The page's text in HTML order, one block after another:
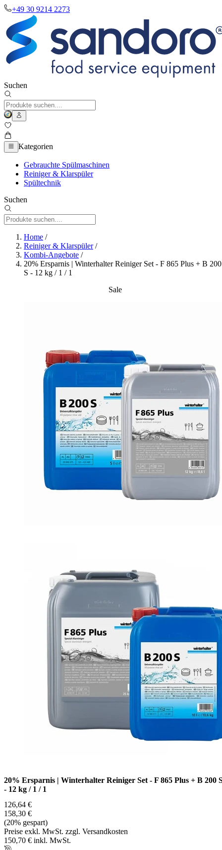
+49 30 9214 2273
Suchen
Kategorien
Gebrauchte Spülmaschinen
Reiniger & Klarspüler
Spültechnik
Suchen
Home /
Reiniger & Klarspüler/
Kombi-Angebote /
20% Ersparnis | Winterhalter Reiniger Set - F 865 Plus + B 200
S - 12 kg / 1 / 1
Sale
20% Ersparnis | Winterhalter Reiniger Set - F 865 Plus + B 200
- 12 kg / 1 / 1
126,64 €
158,30 €
(20% gespart)
Preise exkl. MwSt. zzgl. Versandkosten
150,70 € inkl. MwSt.